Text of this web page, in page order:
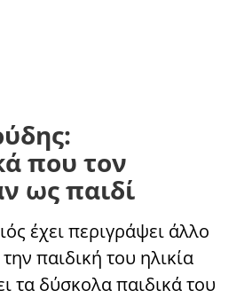
που τον
ως παιδί
έχει περιγράψει άλλο
παιδική του ηλικία
τα δύσκολα παιδικά του